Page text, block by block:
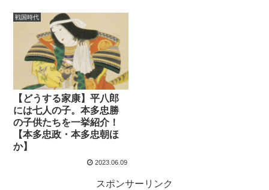
戦国時代
【どうする家康】平八郎
には七人の子。本多忠勝
の子供たちを一挙紹介！
【本多忠政・本多忠朝ほ
か】
2023.06.09
スポンサーリンク